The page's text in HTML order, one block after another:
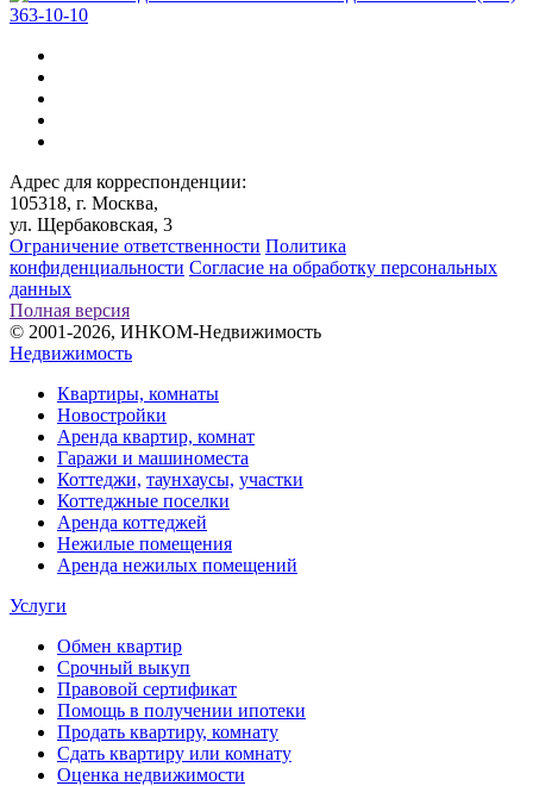
363-10-10
Адрес для корреспонденции:
105318, г. Москва,
ул. Щербаковская, 3
Ограничение ответственности Политика
конфиденциальности Согласие на обработку персональных
данных
Полная версия
© 2001-2026, ИНКОМ-Недвижимость
Недвижимость
Квартиры, комнаты
Новостройки
Аренда квартир, комнат
Гаражи и машиноместа
Коттеджи, таунхаусы, участки
Коттеджные поселки
Аренда коттеджей
Нежилые помещения
Аренда нежилых помещений
Услуги
Обмен квартир
Срочный выкуп
Правовой сертификат
Помощь в получении ипотеки
Продать квартиру, комнату
Сдать квартиру или комнату
Оценка недвижимости